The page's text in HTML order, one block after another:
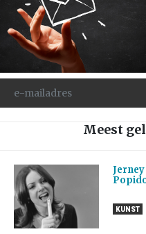
Meest
KUNST